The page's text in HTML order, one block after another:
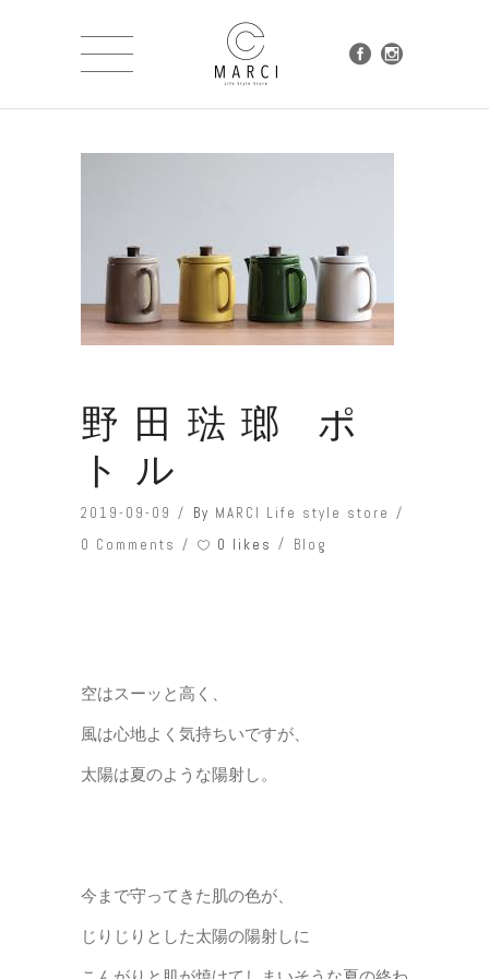
野田琺瑯 ポ
トル
2019-09-09 By MARCI Life style store
0 Comments
0 likes Blog
空はスーッと高く、
風は心地よく気持ちいですが、
太陽は夏のような陽射し。
今まで守ってきた肌の色が、
じりじりとした太陽の陽射しに